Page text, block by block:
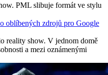
PML slibuje formát ve stylu
oblíbených zdrojů pro Google
reality show. V jednom domě
a mezi oznámenými